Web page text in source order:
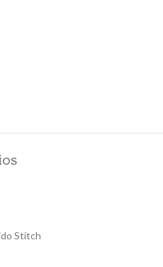
Stitch